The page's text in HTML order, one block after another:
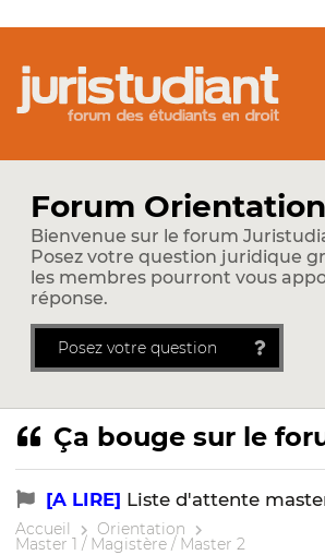
Forum Orientation
Bienvenue sur le forum
Posez votre question juridique
les membres pourront vous
réponse.
Posez votre question
Ça bouge sur le
[A LIRE] Liste d'attente
Accueil Orientation
Master 1 / Magistère / Master 2